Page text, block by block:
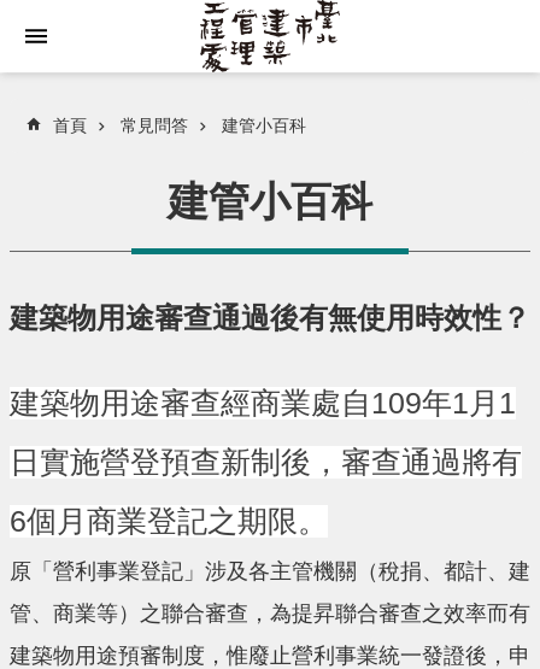
首頁 常見問答 建管小百科
建管小百科
建築物用途審查通過後有無使用時效性？
建築物用途審查經商業處自109年1月1
日實施營登預查新制後，審查通過將有
6個月商業登記之期限。
原「營利事業登記」涉及各主管機關（稅捐、都計、建
管、商業等）之聯合審查，為提昇聯合審查之效率而有
建築物用途預審制度，惟廢止營利事業統一發證後，申